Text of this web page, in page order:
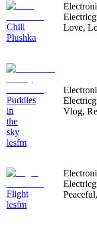
Chill
Plushka
Love,
Puddles
in
the
sky
lesfm
Vlog,
Flight
lesfm